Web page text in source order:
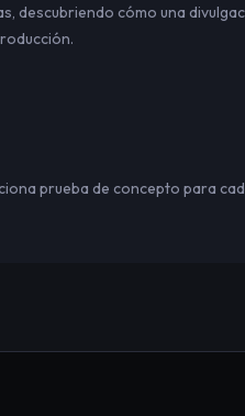
descubriendo cómo una
prueba de concepto para